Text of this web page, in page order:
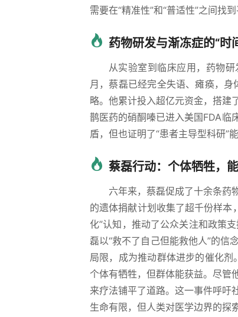
需要在“精准性”和“普适性”之间找
药物研发与渐冻症的“时
从实验室到临床应用，药物
月，蔡磊已经完全失语、瘫痪，
略。他累计投入超亿元资金，搭建
鹊医药的硝酮嗪已进入美国FDA临
盾，但也证明了“患者主导型科研”
蔡磊行动：个体牺牲，
六年来，蔡磊促成了十余条药
的遗体捐献计划收集了超千份样本
化”认知，推动了公众关注和政策
磊以“救不了自己但能救他人”的信
局限，成为推动群体进步的催化剂
个体有牺牲，但群体能获益。尽管
来疗法铺平了道路。这一事件呼吁
生命有限，但人类对医学边界的探